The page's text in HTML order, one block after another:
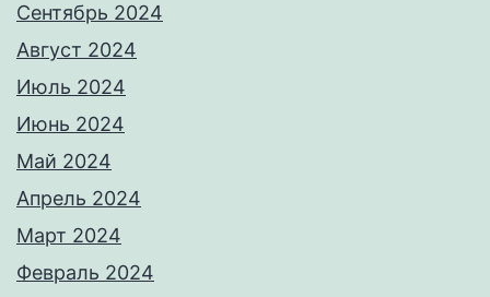
Сентябрь 2024
Август 2024
Июль 2024
Июнь 2024
Май 2024
Апрель 2024
Март 2024
Февраль 2024